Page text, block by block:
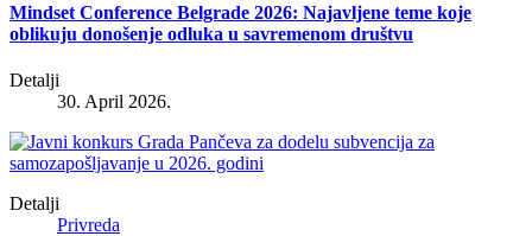
Mindset Conference Belgrade 2026: Najavljene teme koje
oblikuju donošenje odluka u savremenom društvu
Detalji
30. April 2026.
Detalji
Privreda